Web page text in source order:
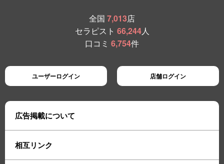
全国 7,013店
セラピスト 66,244人
口コミ 6,754件
ユーザーログイン 店舗ログイン
広告掲載について
相互リンク